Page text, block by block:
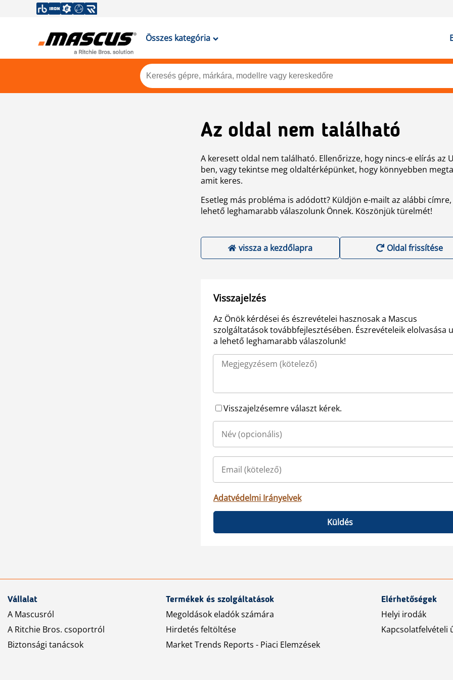
Összes kategória
Az oldal nem található
A keresett oldal nem található. Ellenőrizze, hogy nincs-e elírás az
ben, vagy tekintse meg oldaltérképünket, hogy könnyebben
amit keres.
Esetleg más probléma is adódott? Küldjön e-mailt az alábbi címre,
lehető leghamarabb válaszolunk Önnek. Köszönjük türelmét!
vissza a kezdőlapra Oldal frissítése
Visszajelzés
Az Önök kérdései és észrevételei hasznosak a Mascus
szolgáltatások továbbfejlesztésében. Észrevételeik elolvasása
a lehető leghamarabb válaszolunk!
Visszajelzésemre választ kérek.
Adatvédelmi Irányelvek
Küldés
Vállalat
A Mascusról
A Ritchie Bros. csoportról
Biztonsági tanácsok
Termékek és szolgáltatások
Megoldások eladók számára
Hirdetés feltöltése
Market Trends Reports - Piaci Elemzések
Elérhetőségek
Helyi irodák
Kapcsolatfelvételi